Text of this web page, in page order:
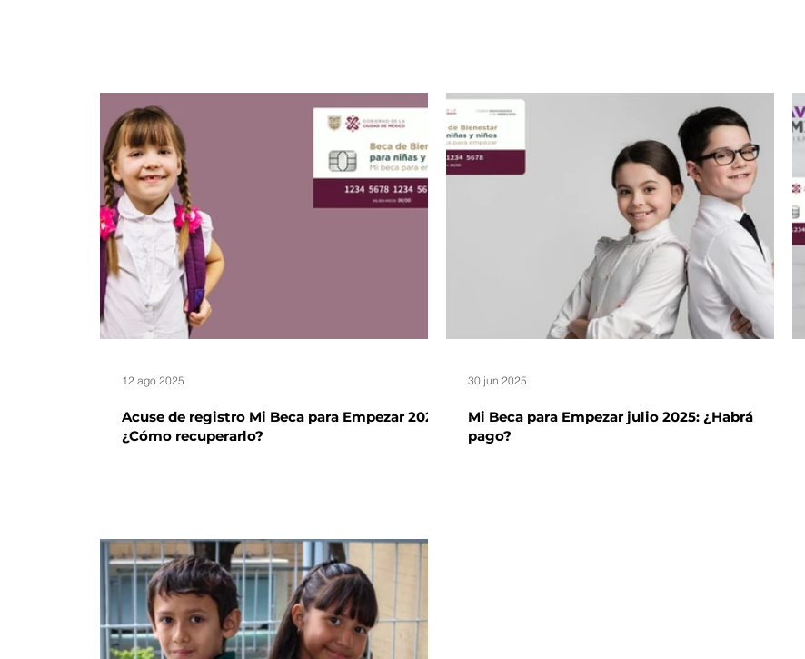
Acuse de registro Mi Beca para Empezar 2025:
¿Cómo recuperarlo?
12 ago 2025
Mi Beca para Empezar julio 2025: ¿Habrá
pago?
30 jun 2025